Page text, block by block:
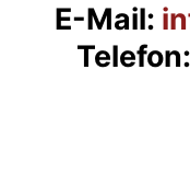
E-Mail:
Telefon: